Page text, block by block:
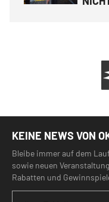
KEINE NEWS VON
Bleibe immer auf dem
sowie neuen
Rabatten und